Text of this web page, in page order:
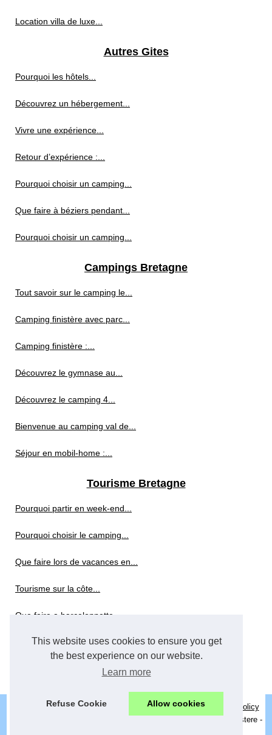
This website uses cookies to ensure you get
the best experience on our website.
Learn more
Refuse Cookie Allow cookies
Location villa de luxe...
Autres Gites
Pourquoi les hôtels...
Découvrez un hébergement...
Vivre une expérience...
Retour d’expérience :...
Pourquoi choisir un camping...
Que faire à béziers pendant...
Pourquoi choisir un camping...
Campings Bretagne
Tout savoir sur le camping le...
Camping finistère avec parc...
Camping finistère :...
Découvrez le gymnase au...
Découvrez le camping 4...
Bienvenue au camping val de...
Séjour en mobil-home :...
Tourisme Bretagne
Pourquoi partir en week-end...
Pourquoi choisir le camping...
Que faire lors de vacances en...
Tourisme sur la côte...
Que faire a barcelonnette...
Demi-pension : conseils pour...
Pourquoi choisir le tarn pour...
Gitemontigne.com| Découvrir de nos articles| Cookies Policy
Location villa Bretagne - Villa de luxe Bretagne - Gite de luxe Finistere -